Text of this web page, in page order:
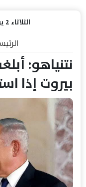
الثلاثاء 2 يونيو 2026 | 10:07 ص
نتنياهو:
بيروت إذا